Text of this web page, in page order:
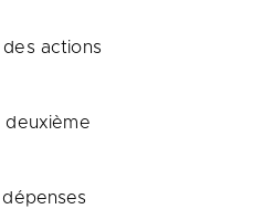
actions
deuxième